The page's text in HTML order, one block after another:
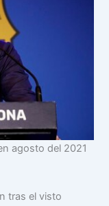
agosto del 2021
tras el visto